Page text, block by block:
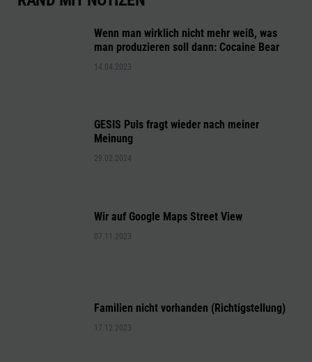
Wenn man wirklich nicht mehr weiß, was
man produzieren soll dann: Cocaine Bear
14.04.2023
GESIS Puls fragt wieder nach meiner
Meinung
29.02.2024
Wir auf Google Maps Street View
07.11.2023
Familien nicht vorhanden (Richtigstellung)
17.12.2023